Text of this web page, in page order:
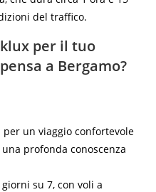
del traffico.
per il tuo
a Bergamo?
un viaggio confortevole
profonda conoscenza
su 7, con voli a